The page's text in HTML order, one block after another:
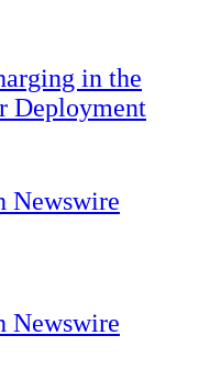
in the
Deployment
Newswire
Newswire